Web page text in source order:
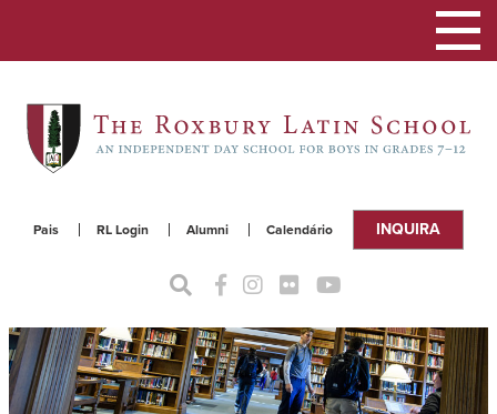
Pais RL Login Alumni Calendário INQUIRA
a